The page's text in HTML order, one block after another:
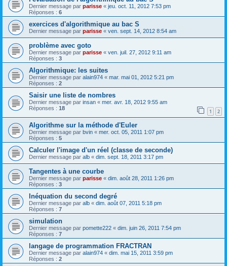
Dernier message par parisse « jeu. oct. 11, 2012 7:53 pm
Réponses : 6
exercices d'algorithmique au bac S
Dernier message par parisse « ven. sept. 14, 2012 8:54 am
problème avec goto
Dernier message par parisse « ven. juil. 27, 2012 9:11 am
Réponses : 3
Algorithmique: les suites
Dernier message par alain974 « mar. mai 01, 2012 5:21 pm
Réponses : 2
Saisir une liste de nombres
Dernier message par insan « mer. avr. 18, 2012 9:55 am
Réponses : 18 1 2
Algorithme sur la méthode d'Euler
Dernier message par bvin « mer. oct. 05, 2011 1:07 pm
Réponses : 5
Calculer l'image d'un réel (classe de seconde)
Dernier message par alb « dim. sept. 18, 2011 3:17 pm
Tangentes à une courbe
Dernier message par parisse « dim. août 28, 2011 1:26 pm
Réponses : 3
Inéquation du second degré
Dernier message par alb « dim. août 07, 2011 5:18 pm
Réponses : 7
simulation
Dernier message par pomette222 « dim. juin 26, 2011 7:54 pm
Réponses : 7
langage de programmation FRACTRAN
Dernier message par alain974 « dim. mai 15, 2011 3:59 pm
Réponses : 2